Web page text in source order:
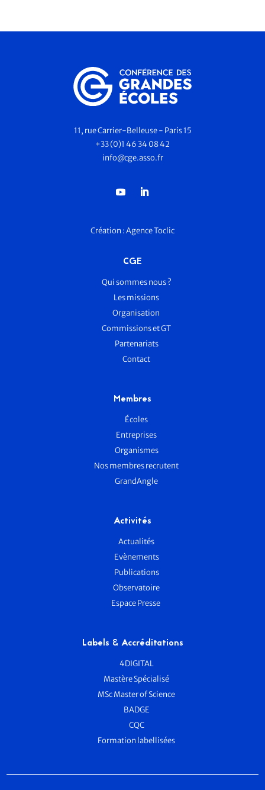
11, rue Carrier-Belleuse - Paris 15
+33 (0)1 46 34 08 42
info@cge.asso.fr
Création :Agence Toclic
CGE
Qui sommes nous ?
Les missions
Organisation
Commissions et GT
Partenariats
Contact
Membres
Écoles
Entreprises
Organismes
Nos membres recrutent
GrandAngle
Activités
Actualités
Evènements
Publications
Observatoire
Espace Presse
Labels & Accréditations
4DIGITAL
Mastère Spécialisé
MSc Master of Science
BADGE
CQC
Formation labellisées